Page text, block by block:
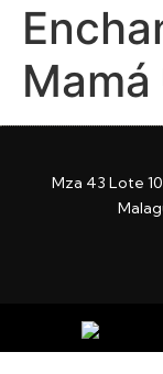
Mamá
Mza 43 Lote